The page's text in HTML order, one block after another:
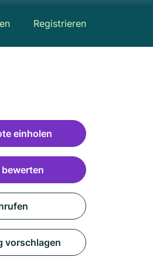
Registrieren
einholen
bewerten
vorschlagen